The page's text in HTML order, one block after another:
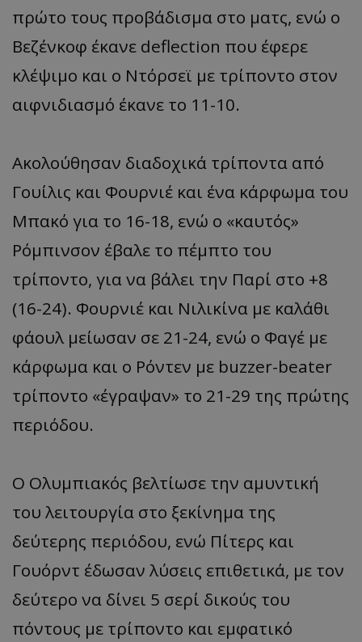
πρώτο τους προβάδισμα στο ματς, ενώ ο
Βεζένκοφ έκανε deflection που έφερε
κλέψιμο και ο Ντόρσεϊ με τρίποντο στον
αιφνιδιασμό έκανε το 11-10.
Ακολούθησαν διαδοχικά τρίποντα από
Γουίλις και Φουρνιέ και ένα κάρφωμα του
Μπακό για το 16-18, ενώ ο «καυτός»
Ρόμπινσον έβαλε το πέμπτο του
τρίποντο, για να βάλει την Παρί στο +8
(16-24). Φουρνιέ και Νιλικίνα με καλάθι
φάουλ μείωσαν σε 21-24, ενώ ο Φαγέ με
κάρφωμα και ο Ρόντεν με buzzer-beater
τρίποντο «έγραψαν» το 21-29 της πρώτης
περιόδου.
Ο Ολυμπιακός βελτίωσε την αμυντική
του λειτουργία στο ξεκίνημα της
δεύτερης περιόδου, ενώ Πίτερς και
Γουόρντ έδωσαν λύσεις επιθετικά, με τον
δεύτερο να δίνει 5 σερί δικούς του
πόντους με τρίποντο και εμφατικό